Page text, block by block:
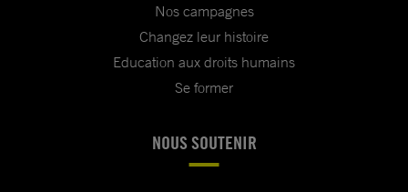
Nos campagnes
Changez leur histoire
Education aux droits humains
Se former
NOUS SOUTENIR